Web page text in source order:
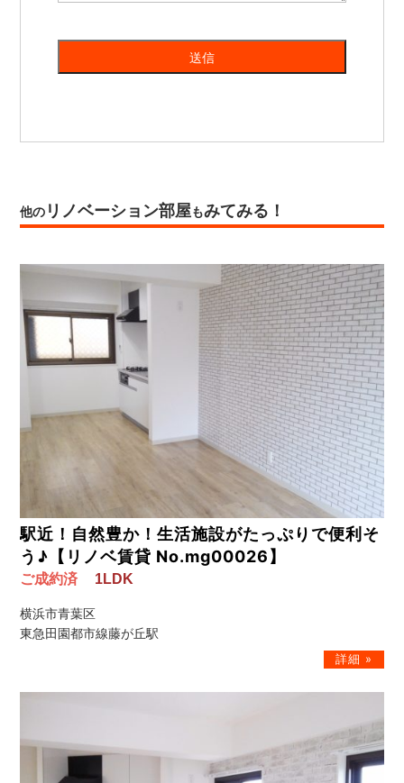
他の リノベーション部屋もみてみる！
駅近！自然豊か！生活施設がたっぷりで便利そ
う♪【リノベ賃貸 No.mg00026】
ご成約済 1LDK
横浜市青葉区
東急田園都市線藤が丘駅